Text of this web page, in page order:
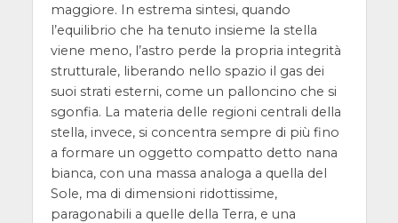
maggiore. In estrema sintesi, quando
l’equilibrio che ha tenuto insieme la stella
viene meno, l’astro perde la propria integrità
strutturale, liberando nello spazio il gas dei
suoi strati esterni, come un palloncino che si
sgonfia. La materia delle regioni centrali della
stella, invece, si concentra sempre di più fino
a formare un oggetto compatto detto nana
bianca, con una massa analoga a quella del
Sole, ma di dimensioni ridottissime,
paragonabili a quelle della Terra, e una